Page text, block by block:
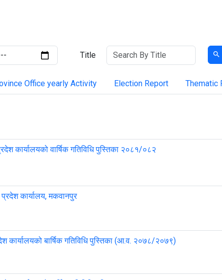
Title
Office yearly Activity Election Report Thematic
कार्यालयको वार्षिक गतिविधि पुस्तिका २०८१/०८२
कार्यालय, मकवानपुर
कार्यालयको बार्षिक गतिविधि पुस्तिका (आ.व. २०७८/२०७९)